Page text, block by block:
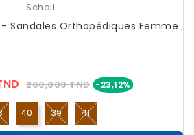
Scholl
Sandales Orthopédiques Femme
Prix
Public
260,000 TND -23,12% Prix
40 39 41